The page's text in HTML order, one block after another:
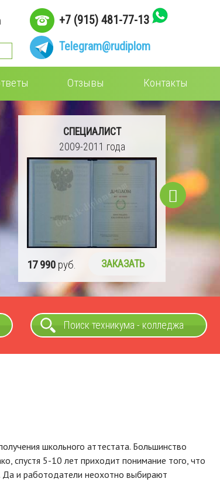
+7 (915) 481-77-13
Telegram@rudiplom
Отзывы Контакты
СПЕЦИАЛИСТ
2004-2008 года
16 990 руб. ЗАКАЗАТЬ
15
Поиск техникума - колледжа
школьного аттестата. Большинство
спустя 5-10 лет приходит понимание того, что
и работодатели неохотно выбирают